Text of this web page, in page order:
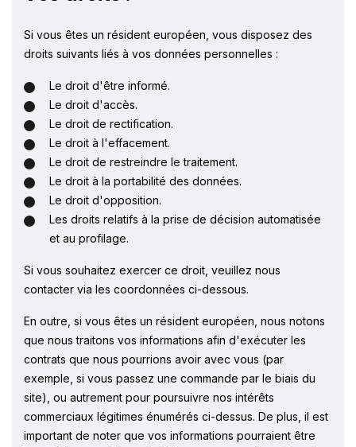
Si vous êtes un résident européen, vous disposez des
droits suivants liés à vos données personnelles :
Le droit d'être informé.
Le droit d'accès.
Le droit de rectification.
Le droit à l'effacement.
Le droit de restreindre le traitement.
Le droit à la portabilité des données.
Le droit d'opposition.
Les droits relatifs à la prise de décision automatisée
et au profilage.
Si vous souhaitez exercer ce droit, veuillez nous
contacter via les coordonnées ci-dessous.
En outre, si vous êtes un résident européen, nous notons
que nous traitons vos informations afin d'exécuter les
contrats que nous pourrions avoir avec vous (par
exemple, si vous passez une commande par le biais du
site), ou autrement pour poursuivre nos intérêts
commerciaux légitimes énumérés ci-dessus. De plus, il est
important de noter que vos informations pourraient être